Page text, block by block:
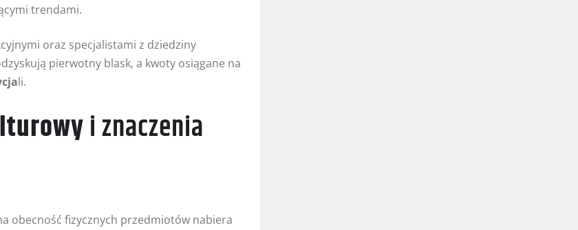
trendami.
oraz specjalistami z dziedziny
pierwotny blask, a kwoty osiągane na
li.
i znaczenia
obecność fizycznych przedmiotów nabiera